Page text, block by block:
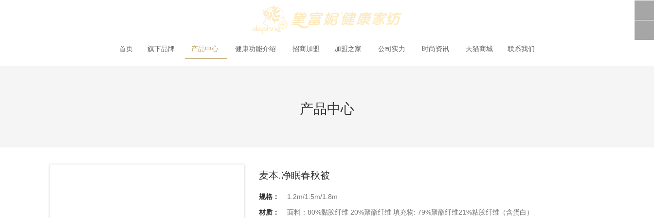
首页 旗下品牌 产品中心 健康功能介绍 招商加盟 加盟之家 公司实力 时尚资讯 天猫商城 联系我们
产品中心
麦本.净眠春秋被
规格：
1.2m/1.5m/1.8m
材质：
面料：80%黏胶纤维 20%聚酯纤维 填充物: 79%聚酯纤维21%粘胶纤维（含蛋白）